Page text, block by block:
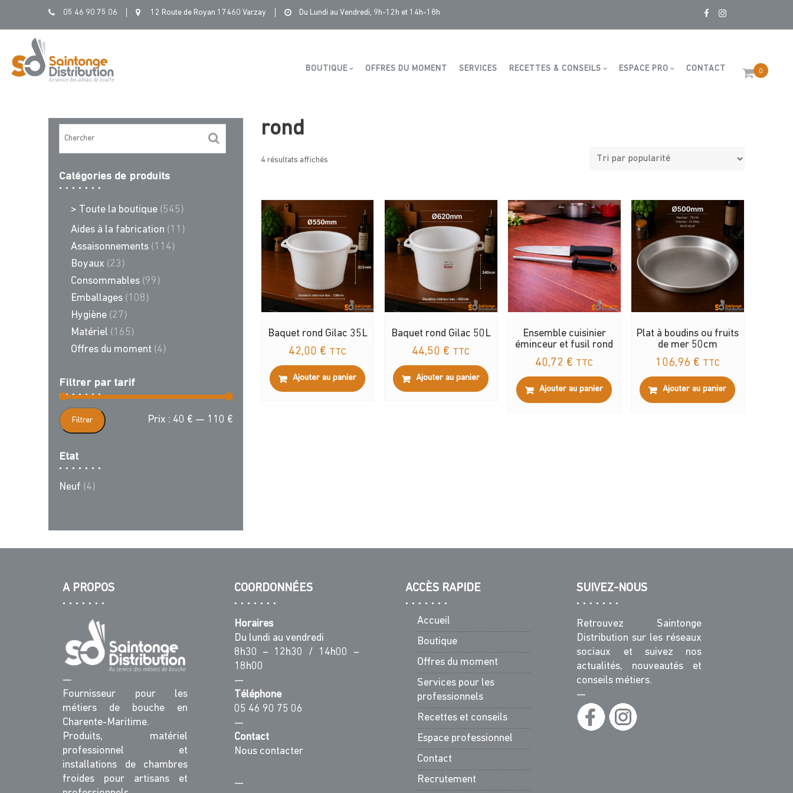
05 46 90 75 06 12 Route de Royan 17460 Varzay Du Lundi au Vendredi, 9h-12h et 14h-18h
0
BOUTIQUE OFFRES DU MOMENT SERVICES RECETTES & CONSEILS ESPACE PRO CONTACT
Boutique
rond
4 résultats affichés
Baquet rond Gilac 35L
42,00 € TTC
Ajouter au panier
Baquet rond Gilac 50L
44,50 € TTC
Ajouter au panier
Ensemble cuisinier
éminceur et fusil rond
40,72 € TTC
Ajouter au panier
Plat à boudins ou fruits
de mer 50cm
106,96 € TTC
Ajouter au panier
Catégories de produits
> Toute la boutique (545)
Aides à la fabrication (11)
Assaisonnements (114)
Boyaux (23)
Consommables (99)
Emballages (108)
Hygiène (27)
Matériel (165)
Offres du moment (4)
Filtrer par tarif
Prix
Prix
Filtrer Prix : 40 € — 110 €
Etat
Neuf (4)
A PROPOS
—
Fournisseur pour les
métiers de bouche en
Charente-Maritime.
Produits, matériel
professionnel et
installations de chambres
froides pour artisans et
COORDONNÉES
Horaires
Du lundi au vendredi
8h30 – 12h30 / 14h00 –
18h00
—
Téléphone
05 46 90 75 06
—
Contact
Nous contacter
—
ACCÈS RAPIDE
Accueil
Boutique
Offres du moment
Services pour les
professionnels
Recettes et conseils
Espace professionnel
Contact
Recrutement
SUIVEZ-NOUS
Retrouvez Saintonge
Distribution sur les réseaux
sociaux et suivez nos
actualités, nouveautés et
conseils métiers.
—